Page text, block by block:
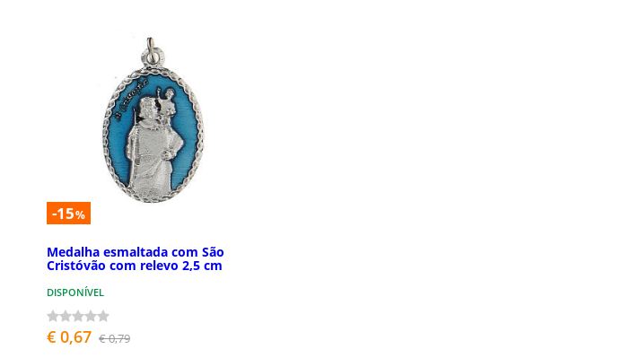
-15%
Medalha esmaltada com São
Cristóvão com relevo 2,5 cm
DISPONÍVEL
€ 0,67 € 0,79